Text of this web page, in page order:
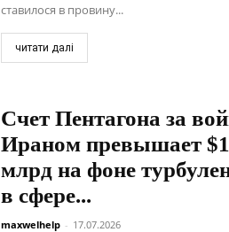
ставилося в провину...
читати далі
Счет Пентагона за
Ираном превышает
млрд на фоне
в сфере...
maxwelhelp - 17.07.2026